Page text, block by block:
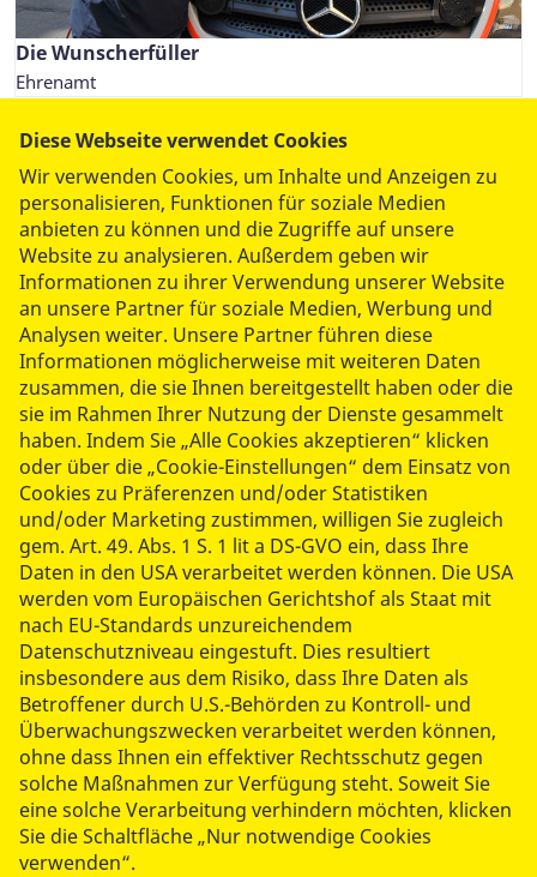
Die Wunscherfüller
Ehrenamt
Helfen Sie mit, Wünsche wahr werden zu lassen!
Unterstützer
datenschutzkonform mitShariff
Diese Webseite verwendet Cookies
Wir verwenden Cookies, um Inhalte und Anzeigen zu
personalisieren, Funktionen für soziale Medien
anbieten zu können und die Zugriffe auf unsere
Website zu analysieren. Außerdem geben wir
Informationen zu ihrer Verwendung unserer Website
an unsere Partner für soziale Medien, Werbung und
Analysen weiter. Unsere Partner führen diese
Informationen möglicherweise mit weiteren Daten
zusammen, die sie Ihnen bereitgestellt haben oder die
sie im Rahmen Ihrer Nutzung der Dienste gesammelt
haben. Indem Sie „Alle Cookies akzeptieren“ klicken
oder über die „Cookie-Einstellungen“ dem Einsatz von
Cookies zu Präferenzen und/oder Statistiken
und/oder Marketing zustimmen, willigen Sie zugleich
gem. Art. 49. Abs. 1 S. 1 lit a DS-GVO ein, dass Ihre
Daten in den USA verarbeitet werden können. Die USA
werden vom Europäischen Gerichtshof als Staat mit
nach EU-Standards unzureichendem
Datenschutzniveau eingestuft. Dies resultiert
insbesondere aus dem Risiko, dass Ihre Daten als
Betroffener durch U.S.-Behörden zu Kontroll- und
Überwachungszwecken verarbeitet werden können,
ohne dass Ihnen ein effektiver Rechtsschutz gegen
solche Maßnahmen zur Verfügung steht. Soweit Sie
eine solche Verarbeitung verhindern möchten, klicken
Sie die Schaltfläche „Nur notwendige Cookies
verwenden“.